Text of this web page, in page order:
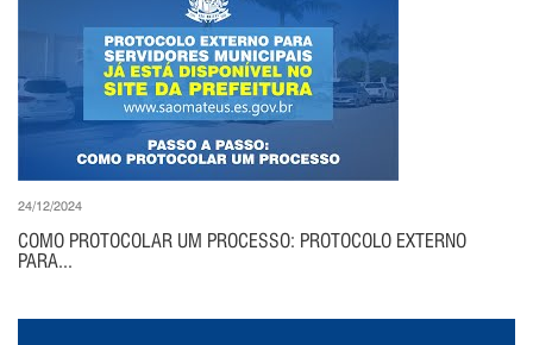
24/12/2024
COMO PROTOCOLAR UM PROCESSO: PROTOCOLO EXTERNO
PARA...